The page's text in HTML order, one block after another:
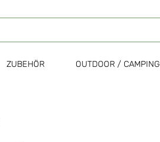
ZUBEHÖR OUTDOOR / CAMPING